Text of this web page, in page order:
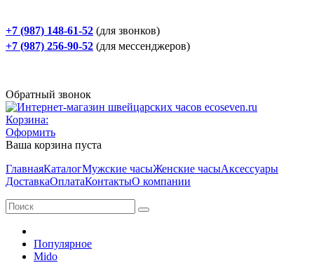
+7 (987) 148-61-52 (для звонков)
+7 (987) 256-90-52 (для мессенджеров)
Обратный звонок
Корзина:
Оформить
Ваша корзина пуста
ГлавнаяКаталогМужские часыЖенские часыАксессуары
ДоставкаОплатаКонтактыО компании
Популярное
Mido